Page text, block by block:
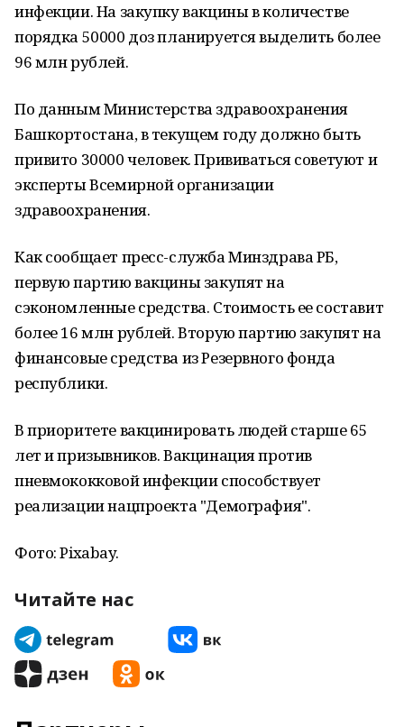
инфекции. На закупку вакцины в количестве
порядка 50000 доз планируется выделить более
96 млн рублей.
По данным Министерства здравоохранения
Башкортостана, в текущем году должно быть
привито 30000 человек. Прививаться советуют и
эксперты Всемирной организации
здравоохранения.
Как сообщает пресс-служба Минздрава РБ,
первую партию вакцины закупят на
сэкономленные средства. Стоимость ее составит
более 16 млн рублей. Вторую партию закупят на
финансовые средства из Резервного фонда
республики.
В приоритете вакцинировать людей старше 65
лет и призывников. Вакцинация против
пневмококковой инфекции способствует
реализации нацпроекта "Демография".
Фото: Pixabay.
Читайте нас